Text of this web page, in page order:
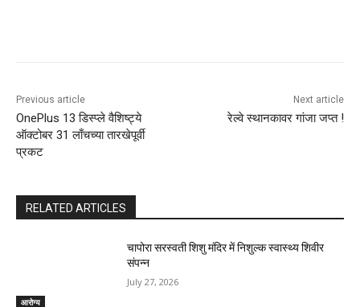
Previous article
OnePlus 13 डिस्प्ले वैशिष्ट्ये
ऑक्टोबर 31 लाँचच्या तारखेपूर्वी
प्रकट
Next article
रेल्वे स्थानकावर गांजा जप्त !
RELATED ARTICLES
आरोग्य
चापोरा सरस्वती शिशु मंदिर में निशुल्क स्वास्थ्य शिवीर
संपन्न
July 27, 2026